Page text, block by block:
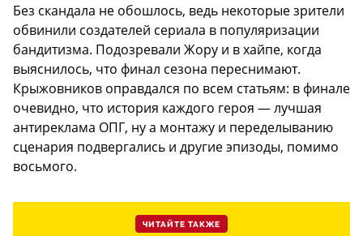
Без скандала не обошлось, ведь некоторые зрители
обвинили создателей сериала в популяризации
бандитизма. Подозревали Жору и в хайпе, когда
выяснилось, что финал сезона переснимают.
Крыжовников оправдался по всем статьям: в финале
очевидно, что история каждого героя — лучшая
антиреклама ОПГ, ну а монтажу и переделыванию
сценария подвергались и другие эпизоды, помимо
восьмого.
ЧИТАЙТЕ ТАКЖЕ